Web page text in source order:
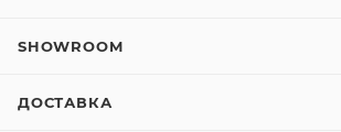
SHOWROOM
ДОСТАВКА